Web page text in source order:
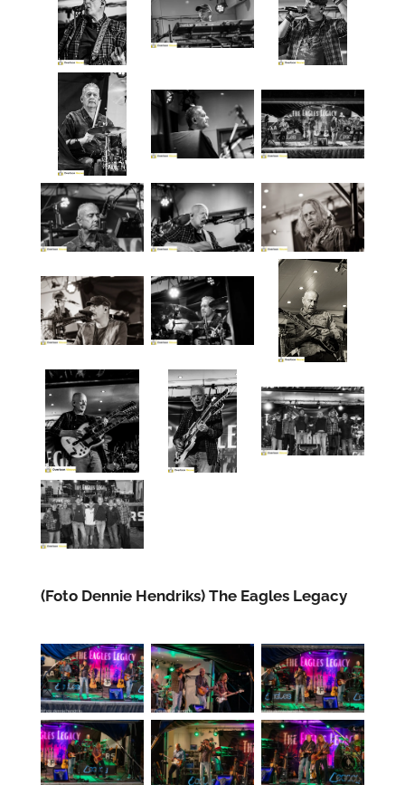
(Foto Dennie Hendriks) The Eagles Legacy